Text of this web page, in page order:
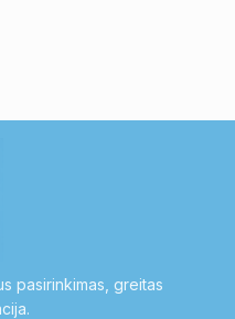
pasirinkimas, greitas